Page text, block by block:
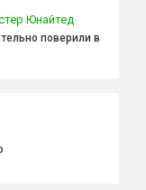
Юнайтед
поверили в